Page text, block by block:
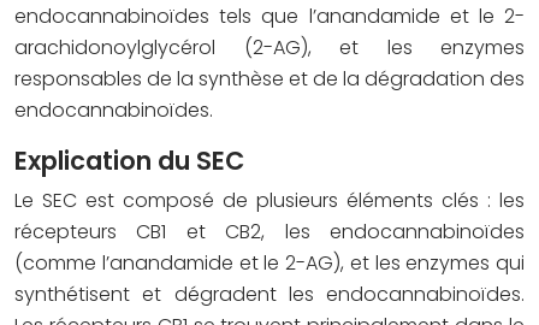
endocannabinoïdes tels que l’anandamide et le 2-
arachidonoylglycérol (2-AG), et les enzymes
responsables de la synthèse et de la dégradation des
endocannabinoïdes.
Explication du SEC
Le SEC est composé de plusieurs éléments clés : les
récepteurs CB1 et CB2, les endocannabinoïdes
(comme l’anandamide et le 2-AG), et les enzymes qui
synthétisent et dégradent les endocannabinoïdes.